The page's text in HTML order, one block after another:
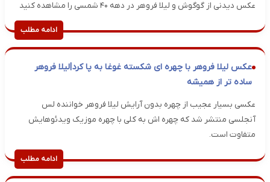
عکس دیدنی از گوگوش و لیلا فروهر در دهه ۴۰ شمسی را مشاهده کنید
ادامه مطلب
عکس لیلا فروهر با چهره ای شکسته غوغا به پا کرد|لیلا فروهر
ساده تر از همیشه
عکسی بسیار عجیب از چهره بدون آرایش لیلا فروهر خواننده لس
آنجلسی منتشر شد که چهره اش به کلی با چهره موزیک ویدئوهایش
متفاوت است.
ادامه مطلب